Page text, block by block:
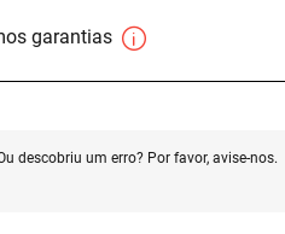
garantias
descobriu um erro? Por favor, avise-nos.